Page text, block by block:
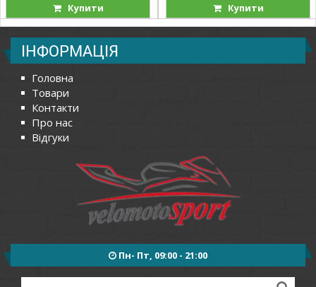
Купити Купити
ІНФОРМАЦІЯ
Головна
Товари
Контакти
Про нас
Відгуки
Пн- Пт, 09:00 - 21:00